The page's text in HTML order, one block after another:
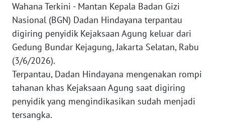
Wahana Terkini - Mantan Kepala Badan Gizi
Nasional (BGN) Dadan Hindayana terpantau
digiring penyidik Kejaksaan Agung keluar dari
Gedung Bundar Kejagung, Jakarta Selatan, Rabu
(3/6/2026).
Terpantau, Dadan Hindayana mengenakan rompi
tahanan khas Kejaksaan Agung saat digiring
penyidik yang mengindikasikan sudah menjadi
tersangka.
WN
SUMUT
WN
JAKARTA
WN